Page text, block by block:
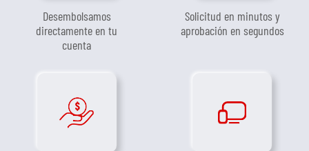
Desembolsamos
directamente en tu
cuenta
Solicitud en minutos y
aprobación en segundos